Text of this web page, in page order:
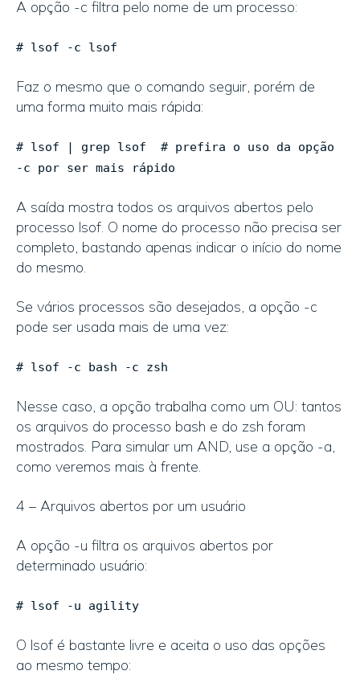
A opção -c filtra pelo nome de um processo:
# lsof -c lsof
Faz o mesmo que o comando seguir, porém de
uma forma muito mais rápida:
# lsof | grep lsof # prefira o uso da opção
-c por ser mais rápido
A saída mostra todos os arquivos abertos pelo
processo lsof. O nome do processo não precisa ser
completo, bastando apenas indicar o início do nome
do mesmo.
Se vários processos são desejados, a opção -c
pode ser usada mais de uma vez:
# lsof -c bash -c zsh
Nesse caso, a opção trabalha como um OU: tantos
os arquivos do processo bash e do zsh foram
mostrados. Para simular um AND, use a opção -a,
como veremos mais à frente.
4 – Arquivos abertos por um usuário
A opção -u filtra os arquivos abertos por
determinado usuário:
# lsof -u agility
O lsof é bastante livre e aceita o uso das opções
ao mesmo tempo: